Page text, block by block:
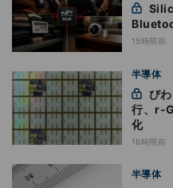
15時間前
半導体
行、r-
化
16時間前
半導体